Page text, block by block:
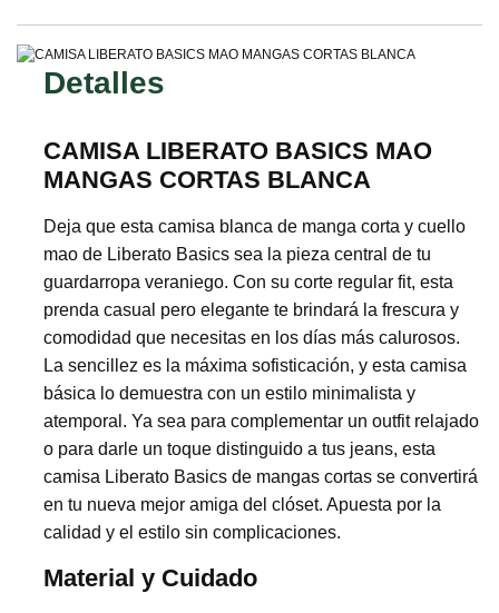
Detalles
CAMISA LIBERATO BASICS MAO
MANGAS CORTAS BLANCA
Deja que esta camisa blanca de manga corta y cuello
mao de Liberato Basics sea la pieza central de tu
guardarropa veraniego. Con su corte regular fit, esta
prenda casual pero elegante te brindará la frescura y
comodidad que necesitas en los días más calurosos.
La sencillez es la máxima sofisticación, y esta camisa
básica lo demuestra con un estilo minimalista y
atemporal. Ya sea para complementar un outfit relajado
o para darle un toque distinguido a tus jeans, esta
camisa Liberato Basics de mangas cortas se convertirá
en tu nueva mejor amiga del clóset. Apuesta por la
calidad y el estilo sin complicaciones.
Material y Cuidado